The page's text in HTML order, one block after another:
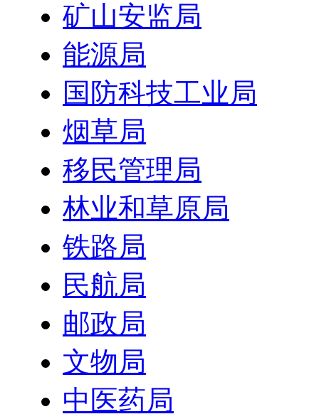
矿山安监局
能源局
国防科技工业局
烟草局
移民管理局
林业和草原局
铁路局
民航局
邮政局
文物局
中医药局